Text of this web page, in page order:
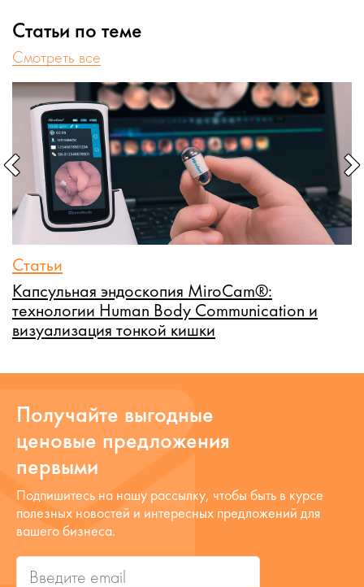
Статьи по теме
Cмотреть все
Статьи
Капсульная эндоскопия MiroCam®:
технологии Human Body Communication и
визуализация тонкой кишки
Получайте выгодные
ценовые предложения
первыми
Подпишитесь на нашу рассылку, чтобы быть в курсе
полезных новостей и интересных предложений для
вашего бизнеса.